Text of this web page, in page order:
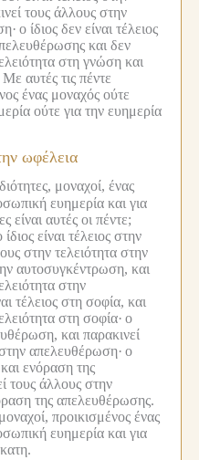
τους άλλους στην
ο ίδιος δεν είναι τέλειος
και δεν
στη γνώση και
Με αυτές τις πέντε
ένας μοναχός ούτε
ούτε για την ευημερία
ωφέλεια
μοναχοί, ένας
ευημερία και για
είναι αυτές οι πέντε;
είναι τέλειος στην
στην τελειότητα στην
αυτοσυγκέντρωση, και
στην
τέλειος στη σοφία, και
στη σοφία· ο
και παρακινεί
απελευθέρωση· ο
ενόραση της
τους άλλους στην
της απελευθέρωσης.
προικισμένος ένας
ευημερία και για